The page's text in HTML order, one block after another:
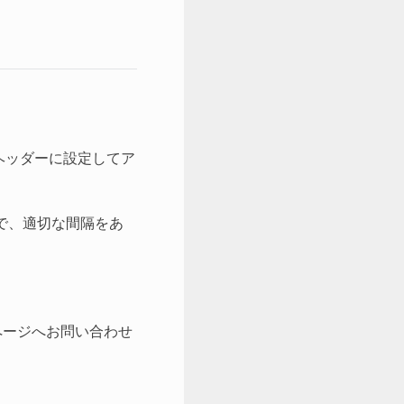
ッダーに設定してア
、適切な間隔をあ
ジへお問い合わせ